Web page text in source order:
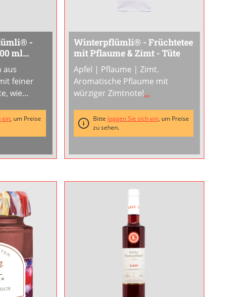
-
ml
aus
feiner
wie
gemacht
ein, um Preise
Winterpflümli® - Früchtetee
mit Pflaume & Zimt - Tüte
Apfel | Pflaume | Zimt.
Aromatische Pflaume mit
würziger Zimtnote!...
Bitte loggen Sie sich ein, um Preise
zu sehen.